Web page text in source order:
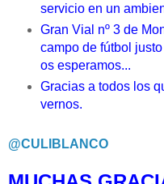
servicio en un
Gran Vial nº 3 de
campo de fútbol
os esperamos...
Gracias a todos los
vernos.
@CULIBLANCO